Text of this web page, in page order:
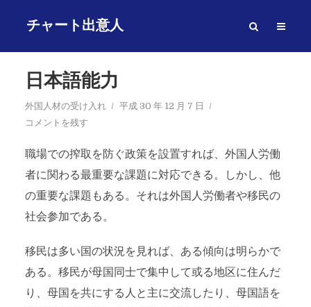
チャート出意人
日本語能力
外国人材の受け入れ
平成 30 年 12 月 7 日
コメントを残す
職場での搾取を防ぐ政策を設置すれば、外国人労働
者に関わる最重要な課題に対応できる。しかし、他
の重要な課題もある。それは外国人労働者や移民の
社会参加である。
移民は多い国の状況を見れば、ある傾向は明らかで
ある。移民が母国同士で集中して或る地区に住んだ
り、母国を共にする人と主に交流したり、母国語を